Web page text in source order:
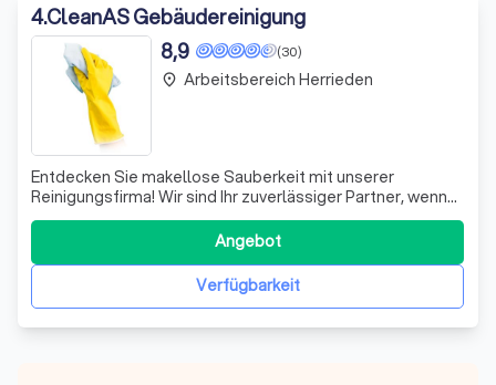
4.CleanAS Gebäudereinigung
(30)
8,9
Entdecken Sie makellose Sauberkeit mit unserer
Reinigungsfirma! Wir sind Ihr zuverlässiger Partner, wenn
es um die gründliche Reinigung Ihrer Geschäftsräume
geht. Freundlichkeit und Kompetenz zeichnen unser
Team aus, sodass Ihre Flächen stets im besten Licht
erstrahlen. Fordern Sie jetzt ein kostenl
Verfügbarkeit
Angebot
place Arbeitsbereich Herrieden